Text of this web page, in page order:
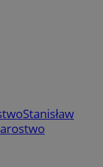
Stanisław